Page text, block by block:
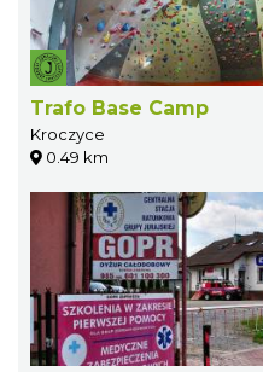
Trafo Base Camp
Kroczyce
0.49 km